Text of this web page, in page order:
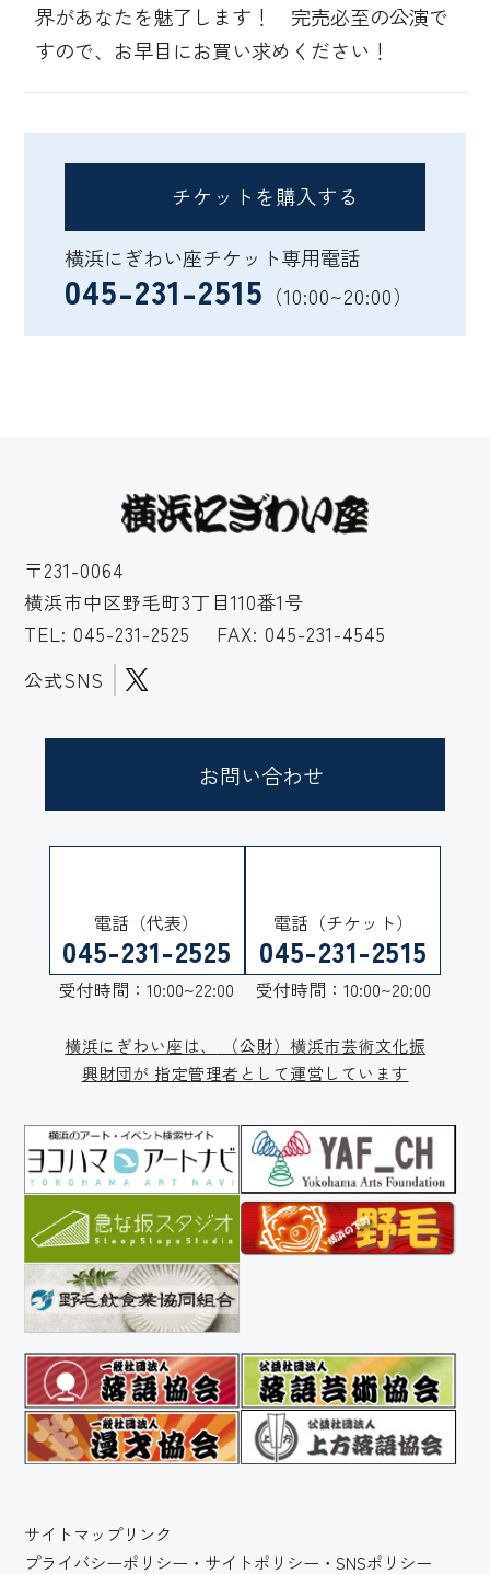
界があなたを魅了します！ 完売必至の公演で
すので、お早目にお買い求めください！
チケットを購入する
横浜にぎわい座チケット専用電話
045-231-2515 （10:00~20:00）
〒231-0064
横浜市中区野毛町3丁目110番1号
TEL: 045-231-2525
FAX: 045-231-4545
公式SNS
お問い合わせ
電話（代表）
045-231-2525
受付時間：10:00~22:00
電話（チケット）
045-231-2515
受付時間：10:00~20:00
横浜にぎわい座は、
（公財）横浜市芸術文化振
興財団が 指定管理者として運営しています
サイトマップリンク
プライバシーポリシー・サイトポリシー・SNSポリシー